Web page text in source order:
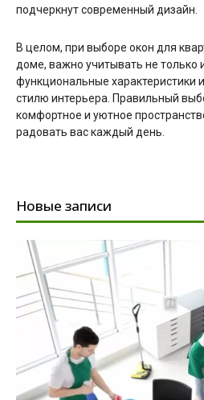
подчеркнут современный дизайн.
В целом, при выборе окон для
доме, важно учитывать не только
функциональные характеристики
стилю интерьера. Правильный
комфортное и уютное
радовать вас каждый день.
Новые записи